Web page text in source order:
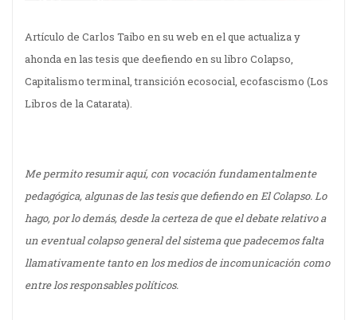
Artículo de Carlos Taibo en su web en el que actualiza y
ahonda en las tesis que deefiendo en su libro Colapso,
Capitalismo terminal, transición ecosocial, ecofascismo (Los
Libros de la Catarata).
Me permito resumir aquí, con vocación fundamentalmente
pedagógica, algunas de las tesis que defiendo en El Colapso. Lo
hago, por lo demás, desde la certeza de que el debate relativo a
un eventual colapso general del sistema que padecemos falta
llamativamente tanto en los medios de incomunicación como
entre los responsables políticos.